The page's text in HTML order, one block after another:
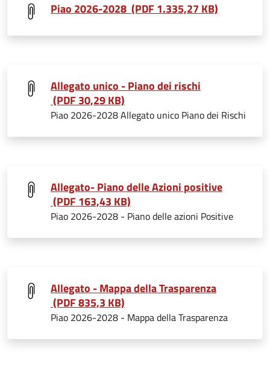
Piao 2026-2028 (PDF 1.335,27 KB)
Allegato unico - Piano dei rischi
(PDF 30,29 KB)
Piao 2026-2028 Allegato unico Piano dei Rischi
Allegato- Piano delle Azioni positive
(PDF 163,43 KB)
Piao 2026-2028 - Piano delle azioni Positive
Allegato - Mappa della Trasparenza
(PDF 835,3 KB)
Piao 2026-2028 - Mappa della Trasparenza